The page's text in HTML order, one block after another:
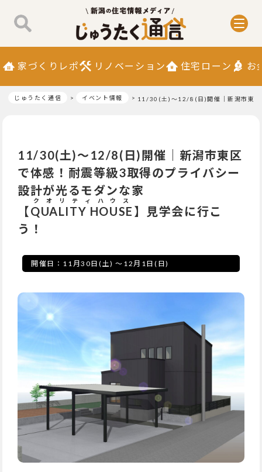
家づくりレポ リノベーション 住宅ローン お
じゅうたく通信 イベント情報 11/30(土)～12/8(日)開催｜新潟市東区
11/30(土)～12/8(日)開催｜新潟市東区
で体感！耐震等級3取得のプライバシー
設計が光るモダンな家
【 QUALITY HOUSE
クオリティハウス
】見学会に行こ
う！
開催日： 11月30日(土) ～ 12月1日(日)